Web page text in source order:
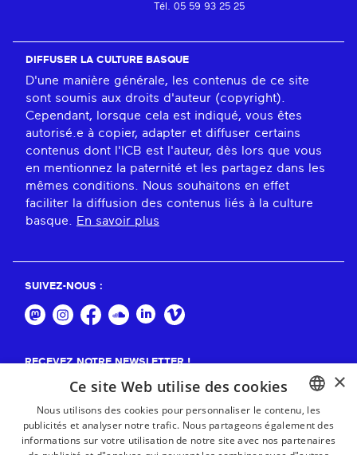
Tél. 05 59 93 25 25
DIFFUSER LA CULTURE BASQUE
D'une manière générale, les contenus de ce site
sont soumis aux droits d'auteur (copyright).
Cependant, lorsque cela est indiqué, vous êtes
autorisé.e à copier, adapter et diffuser certains
contenus dont l'ICB est l'auteur, dès lors que vous
en mentionnez la paternité et les partagez dans les
mêmes conditions. Nous souhaitons en effet
faciliter la diffusion des contenus liés à la culture
basque.
En savoir plus
SUIVEZ-NOUS :
RECEVEZ NOTRE NEWSLETTER !
BASQUE
FRENCH
×
Ce site Web utilise des cookies
Nous utilisons des cookies pour personnaliser le contenu, les
publicités et analyser notre trafic. Nous partageons également des
informations sur votre utilisation de notre site avec nos partenaires